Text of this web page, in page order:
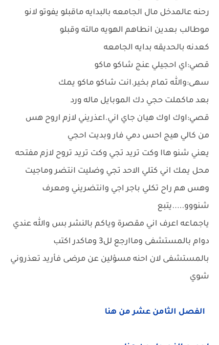
رحنه عالمدخل مال الجامعه بالبدايه ماقبلو يفوتو لانو
موطالب بعدين انطاهم الهويه مالته وقبلو
كعدنه بالحديقه بدايه الجامعه
قصي:اي احجيلي عنج شاكو ماكو
سهى:والله تمام بخير.انت شاكو ماكو يمك
بعد ماكملت حجي دك الموبايل ماله ورد
قصي:اوك اوك هيان جاي اني.اعذريني لازم اروح هس
من كالي هيج احس دمي فار وبديت احجي
يعني شنو هاا وكت تريد تجي وكت تريد تروح لازم مفتحه
محل يمك اني كتلي الاحد تجي وضليت انتضر وماجيت
وهس هم راح تكلي باجر اجي وانتضريني ومعرف
شنووو.....يتبع
ياجماعه اعرف اني مقصرة وياكم بالنشر بس والله عندي
دوام بالمستشفى وماارجع لل3 وماكدر اكتب
بالمستشفى لان احنه مسؤلين عن مرضى فأريد تعذروني
شوي
الفصل الثامن عشر من هنا